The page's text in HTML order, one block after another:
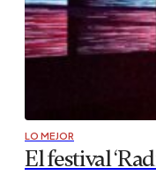
LO MEJOR
El festival